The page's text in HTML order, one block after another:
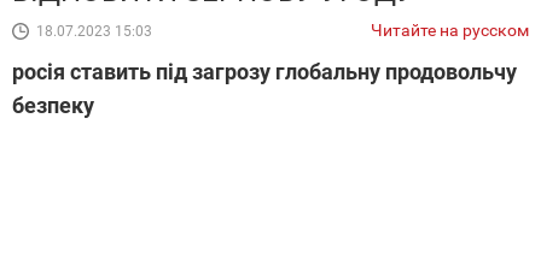
18.07.2023 15:03 Читайте на русском
росія ставить під загрозу глобальну продовольчу
безпеку